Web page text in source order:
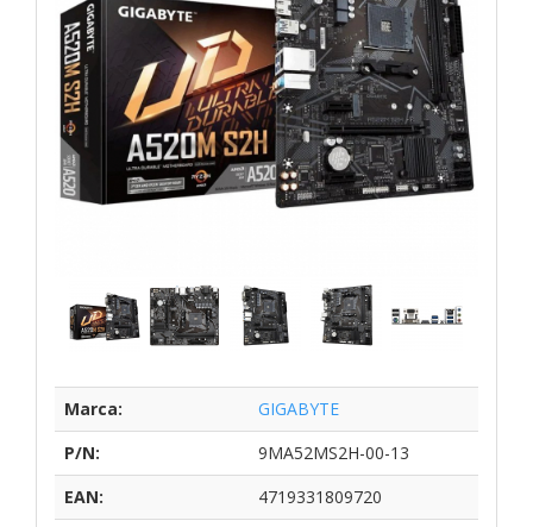
Marca:
GIGABYTE
P/N:
9MA52MS2H-00-13
EAN:
4719331809720